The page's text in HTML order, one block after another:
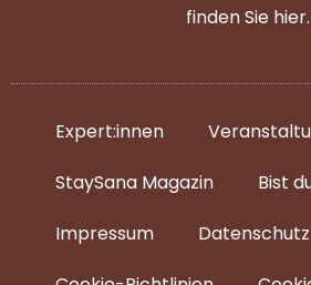
finden Sie hier.
Expert:innen
StaySana Magazin​
Bist
Impressum
Datenschutz